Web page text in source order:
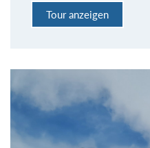
Tour anzeigen